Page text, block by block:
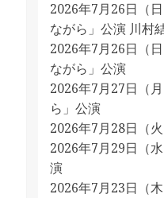
2026年7月26日（
ながら」公演 川村
2026年7月26日（
ながら」公演
2026年7月27日（
ら」公演
2026年7月28日（
2026年7月29日（
演
2026年7月23日（